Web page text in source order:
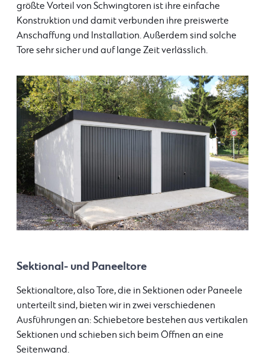
größte Vorteil von Schwingtoren ist ihre einfache
Konstruktion und damit verbunden ihre preiswerte
Anschaffung und Installation. Außerdem sind solche
Tore sehr sicher und auf lange Zeit verlässlich.
Sektional- und Paneeltore
Sektionaltore, also Tore, die in Sektionen oder Paneele
unterteilt sind, bieten wir in zwei verschiedenen
Ausführungen an: Schiebetore bestehen aus vertikalen
Sektionen und schieben sich beim Öffnen an eine
Seitenwand.